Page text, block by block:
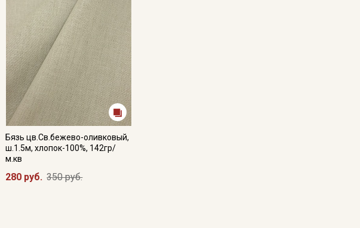
Бязь цв.Св.бежево-оливковый,
ш.1.5м, хлопок-100%, 142гр/
м.кв
280 руб. 350 руб.